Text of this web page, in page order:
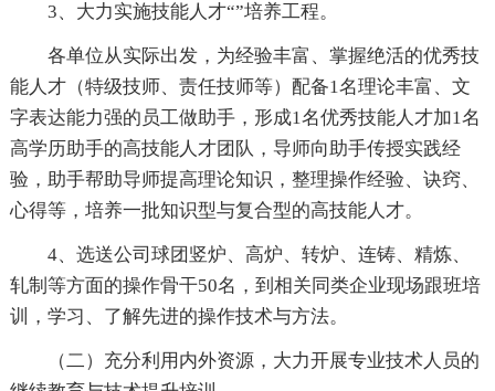
3、大力实施技能人才“”培养工程。
各单位从实际出发，为经验丰富、掌握绝活的优秀技
能人才（特级技师、责任技师等）配备1名理论丰富、文
字表达能力强的员工做助手，形成1名优秀技能人才加1名
高学历助手的高技能人才团队，导师向助手传授实践经
验，助手帮助导师提高理论知识，整理操作经验、诀窍、
心得等，培养一批知识型与复合型的高技能人才。
4、选送公司球团竖炉、高炉、转炉、连铸、精炼、
轧制等方面的操作骨干50名，到相关同类企业现场跟班培
训，学习、了解先进的操作技术与方法。
（二）充分利用内外资源，大力开展专业技术人员的